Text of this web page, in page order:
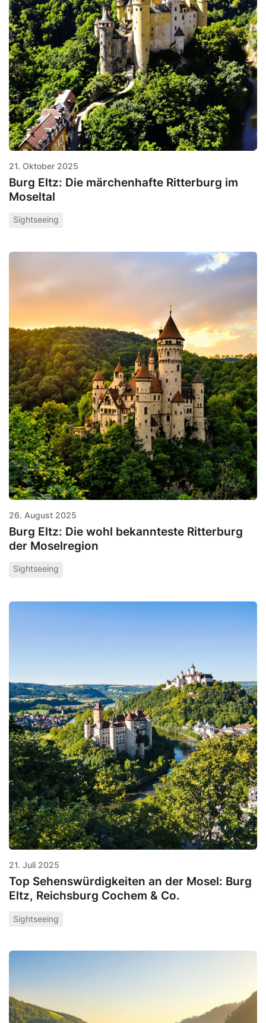
21. Oktober 2025
Burg Eltz: Die märchenhafte Ritterburg im
Moseltal
Sightseeing
26. August 2025
Burg Eltz: Die wohl bekannteste Ritterburg
der Moselregion
Sightseeing
21. Juli 2025
Top Sehenswürdigkeiten an der Mosel: Burg
Eltz, Reichsburg Cochem & Co.
Sightseeing